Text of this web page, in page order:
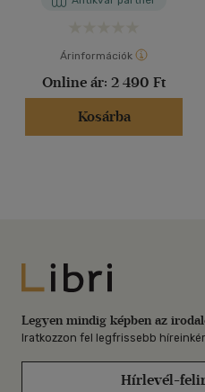
Árinformációk
Online ár: 2 490 Ft
Kosárba
Libri
Legyen mindig képben az
Iratkozzon fel legfrissebb
Hírlevél-